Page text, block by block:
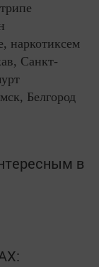
наркотиксем
Санкт-
Белгород
в